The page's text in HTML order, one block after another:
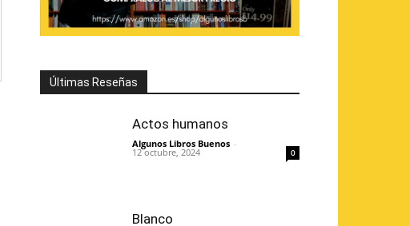
Últimas Reseñas
Actos humanos
Algunos Libros Buenos -
12 octubre, 2024 0
Blanco